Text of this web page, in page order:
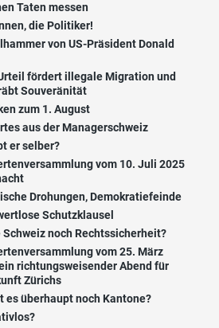
Taten messen
die Politiker!
von US-Präsident Donald
fördert illegale Migration und
Souveränität
zum 1. August
aus der Managerschweiz
er selber?
vom 10. Juli 2025
Drohungen, Demokratiefeinde
Schutzklausel
Schweiz noch Rechtssicherheit?
vom 25. März
richtungsweisender Abend für
Zürichs
es überhaupt noch Kantone?